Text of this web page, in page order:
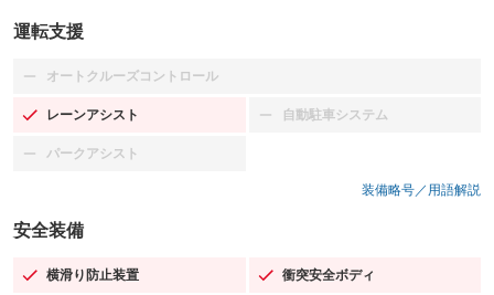
運転支援
オートクルーズコントロール
：装備なし
レーンアシスト
：装備あり 自動駐車システム
：装備なし
パークアシスト
：装備なし
装備略号／用語解説
安全装備
横滑り防止装置
：装備あり 衝突安全ボディ
：装備あり